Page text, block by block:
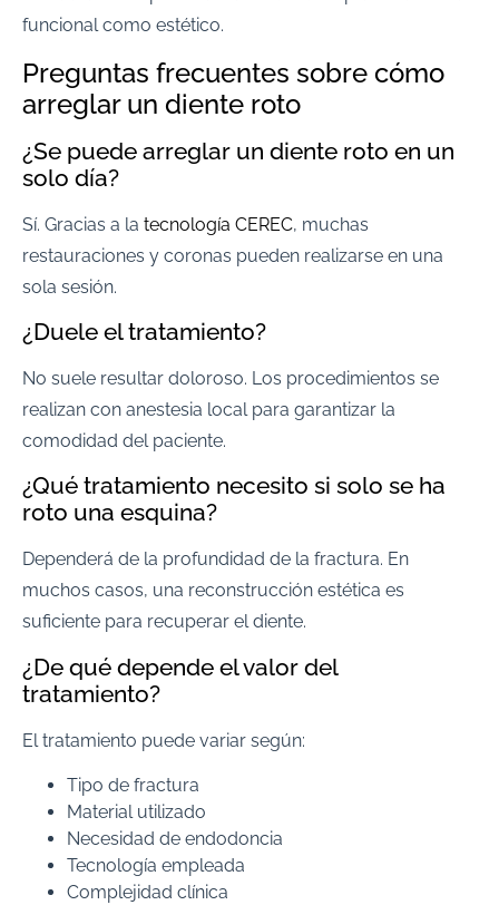
funcional como estético.
Preguntas frecuentes sobre cómo
arreglar un diente roto
¿Se puede arreglar un diente roto en un
solo día?
Sí. Gracias a la tecnología CEREC, muchas
restauraciones y coronas pueden realizarse en una
sola sesión.
¿Duele el tratamiento?
No suele resultar doloroso. Los procedimientos se
realizan con anestesia local para garantizar la
comodidad del paciente.
¿Qué tratamiento necesito si solo se ha
roto una esquina?
Dependerá de la profundidad de la fractura. En
muchos casos, una reconstrucción estética es
suficiente para recuperar el diente.
¿De qué depende el valor del
tratamiento?
El tratamiento puede variar según:
Tipo de fractura
Material utilizado
Necesidad de endodoncia
Tecnología empleada
Complejidad clínica